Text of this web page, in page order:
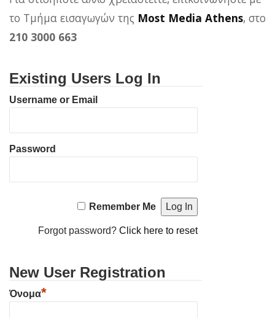
το Τμήμα εισαγωγών της Most Media Athens, στο
210 3000 663
Existing Users Log In
Username or Email
Password
Remember Me
Forgot password?Click here to reset
New User Registration
Όνομα*